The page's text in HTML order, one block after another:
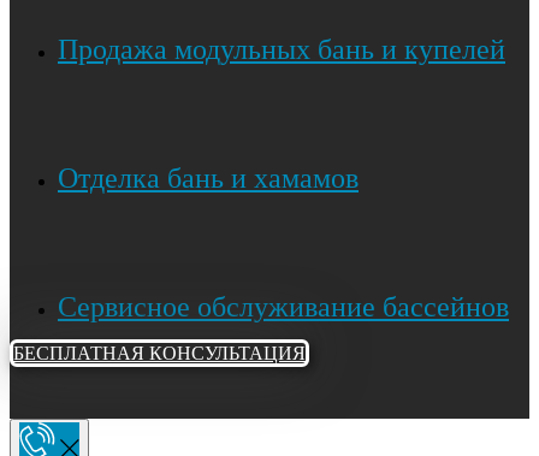
Продажа модульных бань и купелей
Отделка бань и хамамов
Сервисное обслуживание бассейнов
БЕСПЛАТНАЯ КОНСУЛЬТАЦИЯ